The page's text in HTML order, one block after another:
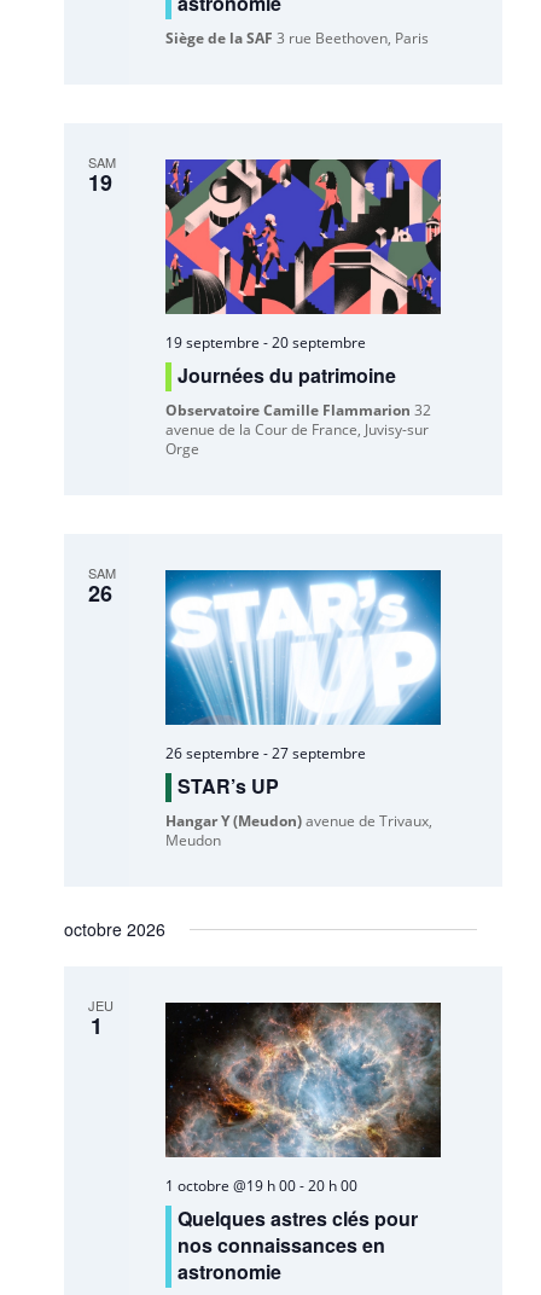
Siège de la SAF3 rue Beethoven, Paris
SAM
19
19 septembre -20 septembre
Journées du patrimoine
Observatoire Camille Flammarion32
avenue de la Cour de France, Juvisy-sur
Orge
SAM
26
26 septembre -27 septembre
STAR’s UP
Hangar Y (Meudon)avenue de Trivaux,
Meudon
octobre 2026
JEU
1
1 octobre @19 h 00-20 h 00
Quelques astres clés pour
nos connaissances en
astronomie